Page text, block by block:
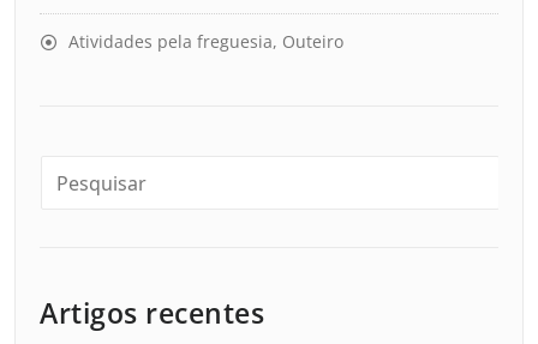
Atividades pela freguesia, Outeiro
Artigos recentes